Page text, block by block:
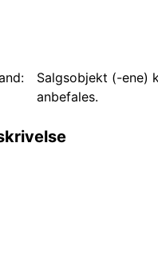
Salgsobjekt (-ene)
anbefales.